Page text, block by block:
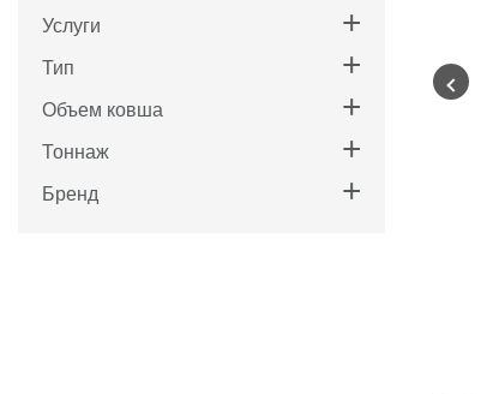
Услуги
Тип
Объем ковша
Тоннаж
Бренд